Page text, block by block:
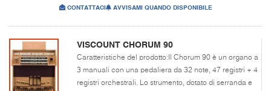
CONTATTACI AVVISAMI QUANDO DISPONIBILE
VISCOUNT CHORUM 90
Caratteristiche del prodotto:Il Chorum 90 è un organo a
3 manuali con una pedaliera da 32 note, 47 registri + 4
registri orchestrali. Lo strumento, dotato di serranda e